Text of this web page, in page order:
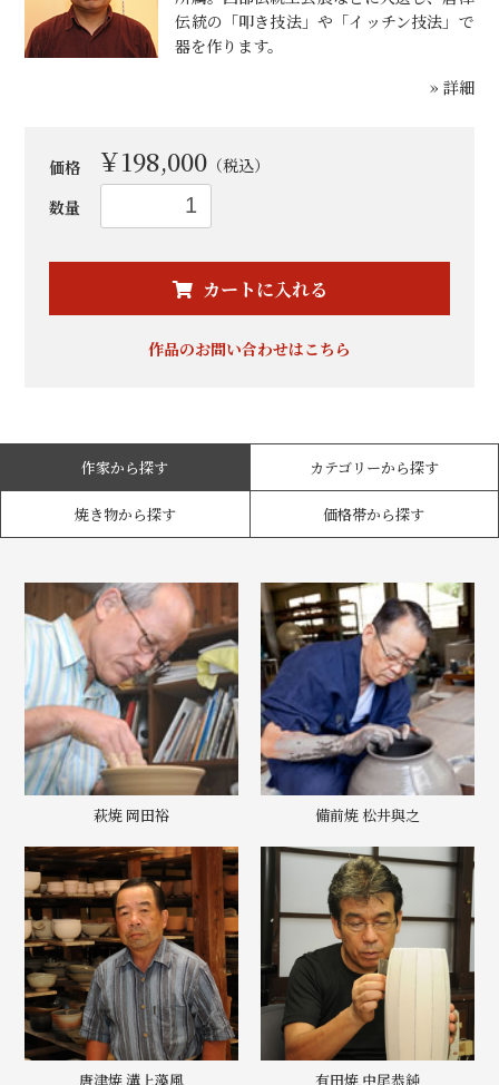
伝統の「叩き技法」や「イッチン技法」で
器を作ります。
» 詳細
価格 ￥198,000 （税込）
数量
カートに入れる
作品のお問い合わせはこちら
作家から探す カテゴリーから探す
焼き物から探す 価格帯から探す
萩焼 岡田裕 備前焼 松井與之
唐津焼 溝上藻風 有田焼 中尾恭純